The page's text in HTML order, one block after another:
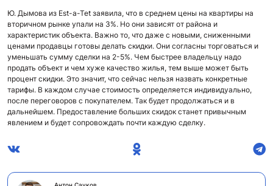
Ю. Дымова из Est-a-Tet заявила, что в среднем цены на квартиры на
вторичном рынке упали на 3%. Но они зависят от района и
характеристик объекта. Важно то, что даже с новыми, сниженными
ценами продавцы готовы делать скидки. Они согласны торговаться и
уменьшать сумму сделки на 2-5%. Чем быстрее владельцу надо
продать объект и чем хуже качество жилья, тем выше может быть
процент скидки. Это значит, что сейчас нельзя назвать конкретные
тарифы. В каждом случае стоимость определяется индивидуально,
после переговоров с покупателем. Так будет продолжаться и в
дальнейшем. Предоставление больших скидок станет привычным
явлением и будет сопровождать почти каждую сделку.